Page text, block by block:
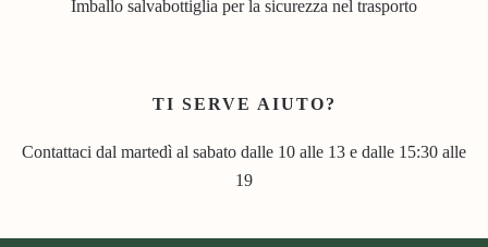
Imballo salvabottiglia per la sicurezza nel trasporto
TI SERVE AIUTO?
Contattaci dal martedì al sabato dalle 10 alle 13 e dalle 15:30 alle
19